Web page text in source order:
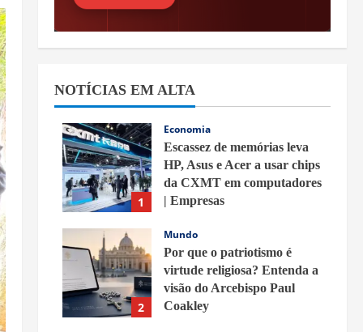
NOTÍCIAS EM ALTA
1
Economia
Escassez de memórias leva
HP, Asus e Acer a usar chips
da CXMT em computadores
| Empresas
2
Mundo
Por que o patriotismo é
virtude religiosa? Entenda a
visão do Arcebispo Paul
Coakley